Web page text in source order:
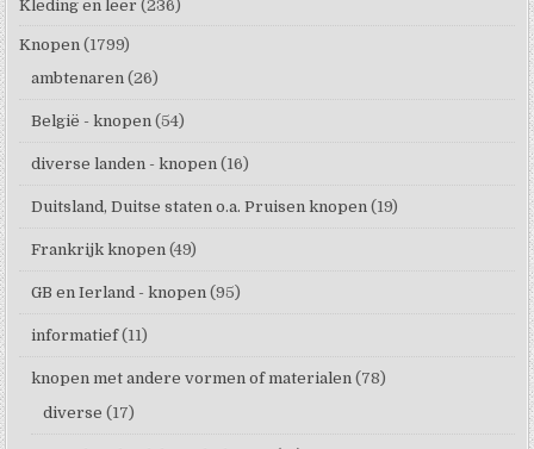
Kleding en leer (236)
Knopen (1799)
ambtenaren (26)
België - knopen (54)
diverse landen - knopen (16)
Duitsland, Duitse staten o.a. Pruisen knopen (19)
Frankrijk knopen (49)
GB en Ierland - knopen (95)
informatief (11)
knopen met andere vormen of materialen (78)
diverse (17)